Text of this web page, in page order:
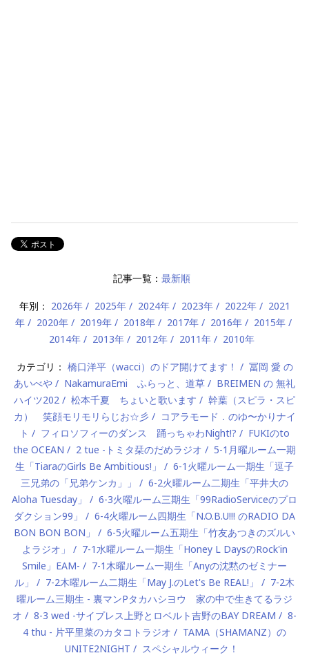
記事一覧： 最新順
年別： 2026年 2025年 2024年 2023年 2022年
2021
年
2020年 2019年 2018年 2017年 2016年
2015年
2014年
2013年 2012年 2011年 2010年
カテゴリ： 橋口洋平（wacci）のドア開けてます！
冨岡 愛 の
あいべや
NakamuraEmi ふらっと、道草
BREIMEN の 無礼
ハイツ202
松本千夏 ちょいと歌います
幹葉（スピラ・スピ
カ） 笑顔モリモリらじお☆彡
コアラモード．のゆ〜かりナイ
ト
フィロソフィーのダンス 踊っちゃわNight!?
FUKIのto
the OCEAN
2 tue -トミタ栞のだめラジオ
5-1月曜ルーム一期
生「TiaraのGirls Be Ambitious!」
6-1火曜ルーム一期生「逗子
三兄弟の「兄弟ケンカ」」
6-2火曜ルーム二期生「平井大の
Aloha Tuesday」
6-3火曜ルーム三期生「99RadioServiceのプロ
ダクション99」
6-4火曜ルーム四期生「N.O.B.U!!! のRADIO DA
BON BON BON」
6-5火曜ルーム五期生「竹友あつきのズルい
よラジオ」
7-1水曜ルーム一期生「Honey L DaysのRock'in
Smile」EAM-
7-1木曜ルーム一期生「Anyの沈黙のゼミナー
ル」
7-2木曜ルーム二期生「May J.のLet's Be REAL!」
7-2木
曜ルーム三期生 - 裏マンPタカハシヨウ 家の中で生きてるラジ
オ
8-3 wed -サイプレス上野とロベルト吉野のBAY DREAM
8-
4 thu - 片平里菜のカタコトラジオ
TAMA（SHAMANZ）の
UNITE2NIGHT
スペシャルウィーク！